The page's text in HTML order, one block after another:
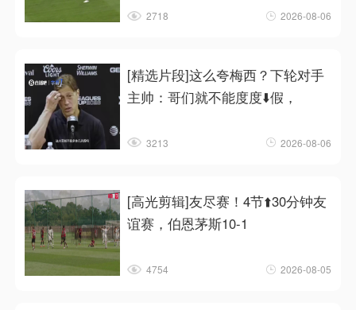
2718 2026-08-06
[精选片段]这么夸梅西？下轮对手
主帅：哥们就不能度度⬇️假，
3213 2026-08-06
[高光剪辑]友尽赛！4节⬆️30分钟友
谊赛，伯恩茅斯10-1
4754 2026-08-05